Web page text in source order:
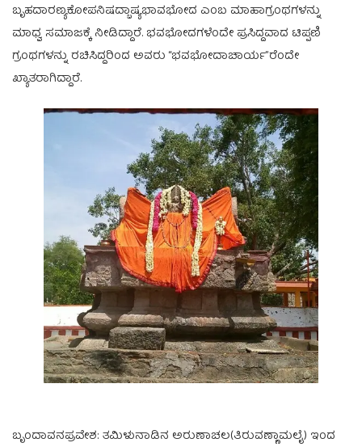
ಬೃಹದಾರಣ್ಯಕೋಪನಿಷದ್ಬಾಷ್ಯಭಾವಭೋದ ಎಂಬ ಮಾಹಾಗ್ರಂಥಗಳನ್ನು
ಮಾಧ್ವ ಸಮಾಜಕ್ಕೆ ನೀಡಿದ್ದಾರೆ. ಭವಭೋದಗಳೆಂದೇ ಪ್ರಸಿದ್ದವಾದ ಟಿಪ್ಪಣಿ
ಗ್ರಂಥಗಳನ್ನು ರಚಿಸಿದ್ದರಿಂದ ಅವರು “ಭವಭೋದಾಚಾರ್ಯ”ರೆಂದೇ
ಖ್ಯಾತರಾಗಿದ್ದಾರೆ.
ಬೃಂದಾವನಪ್ರವೇಶ: ತಮಿಳುನಾಡಿನ ಅರುಣಾಚಲ(ತಿರುವಣ್ಣಾಮಲೈ) ಇಂದ